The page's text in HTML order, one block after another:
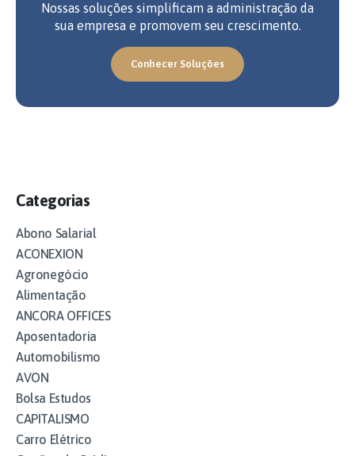
Nossas soluções simplificam a administração da
sua empresa e promovem seu crescimento.
Conhecer Soluções
Categorias
Abono Salarial
ACONEXION
Agronegócio
Alimentação
ANCORA OFFICES
Aposentadoria
Automobilismo
AVON
Bolsa Estudos
CAPITALISMO
Carro Elétrico